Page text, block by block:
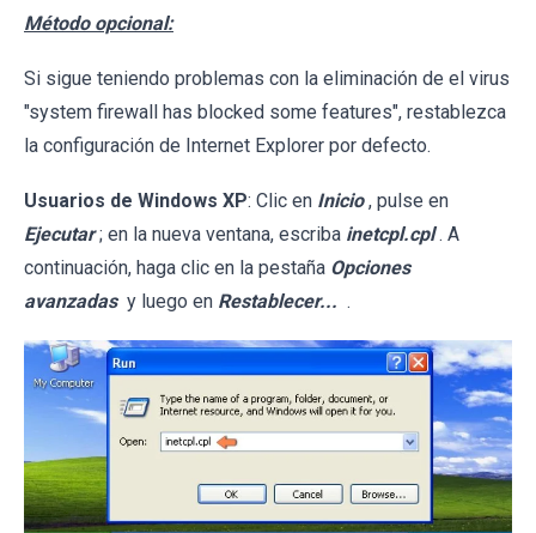
Método opcional:
Si sigue teniendo problemas con la eliminación de el virus
"system firewall has blocked some features", restablezca
la configuración de Internet Explorer por defecto.
Usuarios de Windows XP: Clic en Inicio , pulse en
Ejecutar ; en la nueva ventana, escriba inetcpl.cpl . A
continuación, haga clic en la pestaña Opciones
avanzadas y luego en Restablecer... .